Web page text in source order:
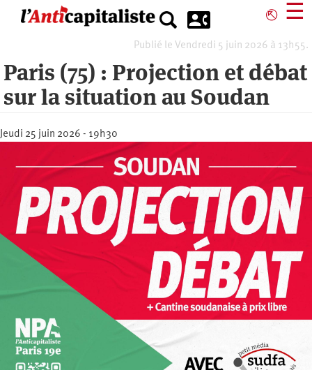
⎋ ☰
Publié le Vendredi 5 juin 2026 à 13h55.
Paris (75) : Projection et débat
sur la situation au Soudan
Jeudi 25 juin 2026 - 19h30